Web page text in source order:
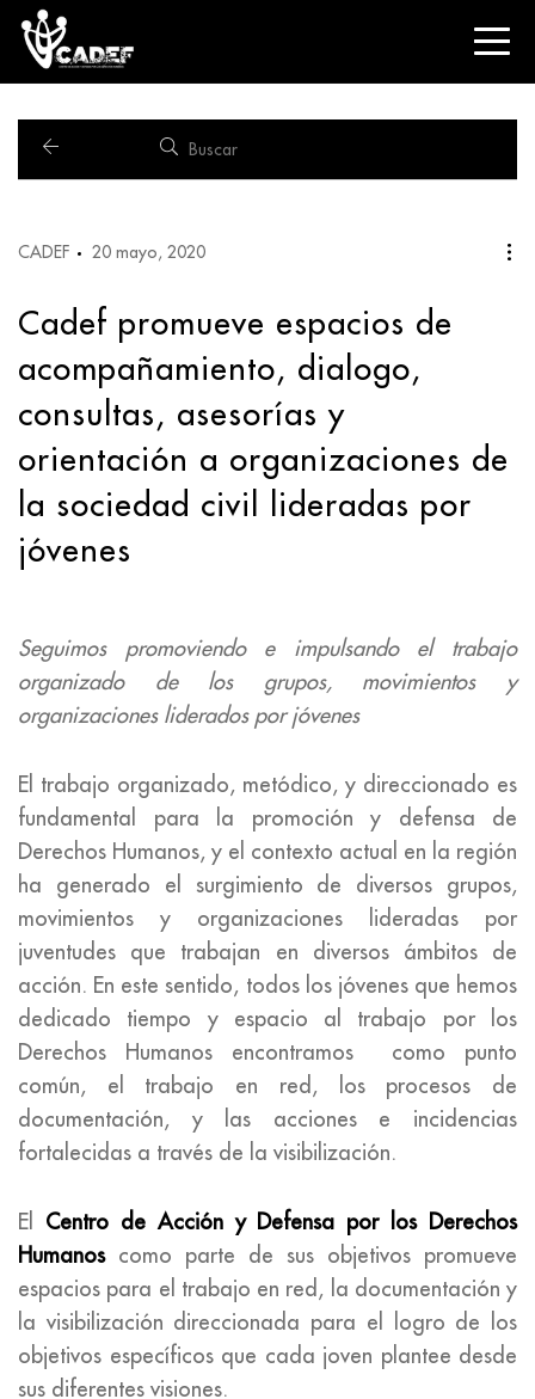
CADEF 20 mayo, 2020
Cadef promueve espacios de
acompañamiento, dialogo,
consultas, asesorías y
orientación a organizaciones de
la sociedad civil lideradas por
jóvenes
Seguimos promoviendo e impulsando el trabajo
organizado de los grupos, movimientos y
organizaciones liderados por jóvenes
El trabajo organizado, metódico, y direccionado es
fundamental para la promoción y defensa de
Derechos Humanos, y el contexto actual en la región
ha generado el surgimiento de diversos grupos,
movimientos y organizaciones lideradas por
juventudes que trabajan en diversos ámbitos de
acción. En este sentido, todos los jóvenes que hemos
dedicado tiempo y espacio al trabajo por los
Derechos Humanos encontramos como punto
común, el trabajo en red, los procesos de
documentación, y las acciones e incidencias
fortalecidas a través de la visibilización.
El Centro de Acción y Defensa por los Derechos
Humanoscomo parte de sus objetivos promueve
espacios para el trabajo en red, la documentación y
la visibilización direccionada para el logro de los
objetivos específicos que cada joven plantee desde
sus diferentes visiones.